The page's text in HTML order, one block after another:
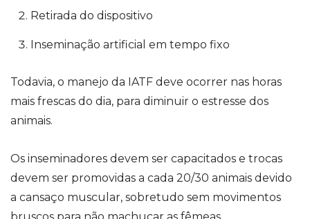
Retirada do dispositivo
Inseminação artificial em tempo fixo
Todavia, o manejo da IATF deve ocorrer nas horas
mais frescas do dia, para diminuir o estresse dos
animais.
Os inseminadores devem ser capacitados e trocas
devem ser promovidas a cada 20/30 animais devido
a cansaço muscular, sobretudo sem movimentos